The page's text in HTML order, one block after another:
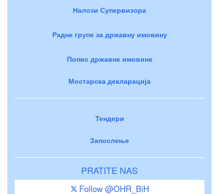
Налози Супервизора
Радне групе за државну имовину
Попис државне имовине
Мостарска декларација
Тендери
Запослење
PRATITE NAS
Follow @OHR_BiH